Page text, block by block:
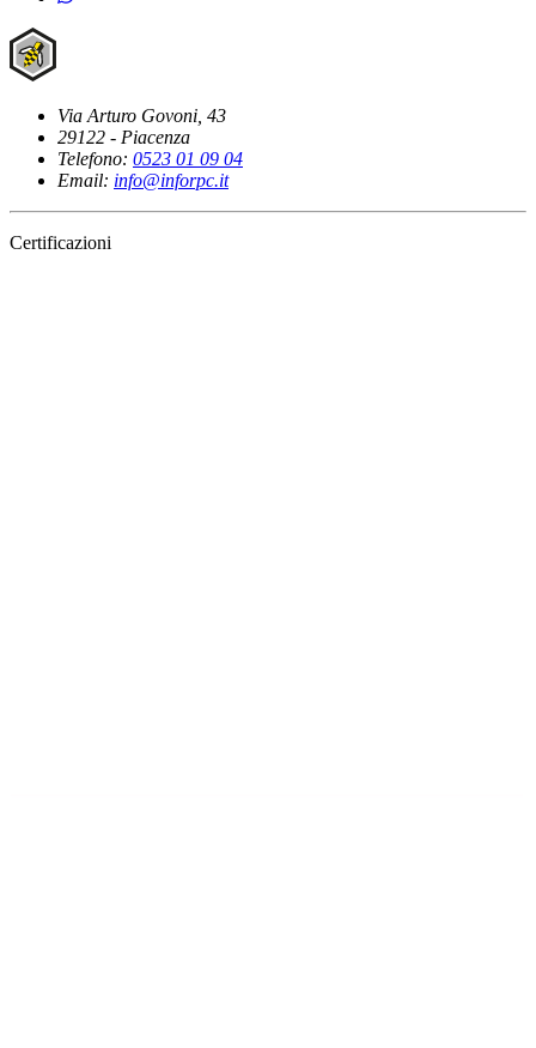
Via Arturo Govoni, 43
29122 - Piacenza
Telefono: 0523 01 09 04
Email: info@inforpc.it
Certificazioni